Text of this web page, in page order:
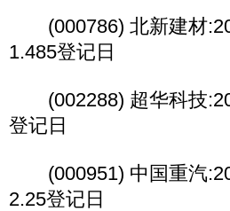
(000786) 北新建材
1.485登记日
(002288) 超华科技
登记日
(000951) 中国重汽
2.25登记日